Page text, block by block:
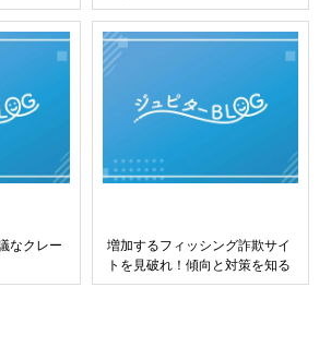
なクレー
増加するフィッシング詐欺サイ
トを見破れ！傾向と対策を知る